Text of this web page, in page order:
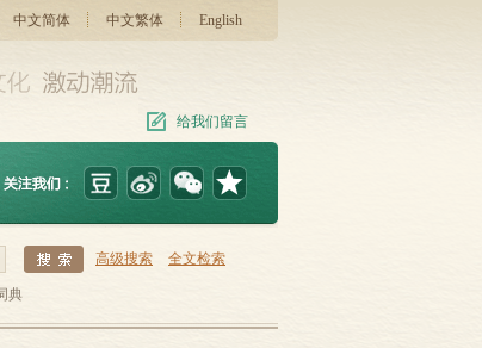
中文简体 中文繁体 English
给我们留言
高级搜索 全文检索
典